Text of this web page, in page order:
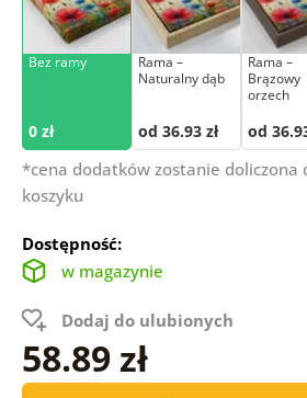
Bez ramy
0 zł
Rama –
Naturalny dąb
od 36.93 zł
Rama –
Brązowy
orzech
od
*cena dodatków zostanie doliczona
koszyku
Dostępność:
w magazynie
Dodaj do ulubionych
58.89 zł